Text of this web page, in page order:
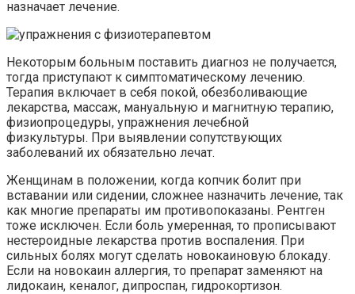
назначает лечение.
Некоторым больным поставить диагноз не получается,
тогда приступают к симптоматическому лечению.
Терапия включает в себя покой, обезболивающие
лекарства, массаж, мануальную и магнитную терапию,
физиопроцедуры, упражнения лечебной
физкультуры. При выявлении сопутствующих
заболеваний их обязательно лечат.
Женщинам в положении, когда копчик болит при
вставании или сидении, сложнее назначить лечение, так
как многие препараты им противопоказаны. Рентген
тоже исключен. Если боль умеренная, то прописывают
нестероидные лекарства против воспаления. При
сильных болях могут сделать новокаиновую блокаду.
Если на новокаин аллергия, то препарат заменяют на
лидокаин, кеналог, дипроспан, гидрокортизон.